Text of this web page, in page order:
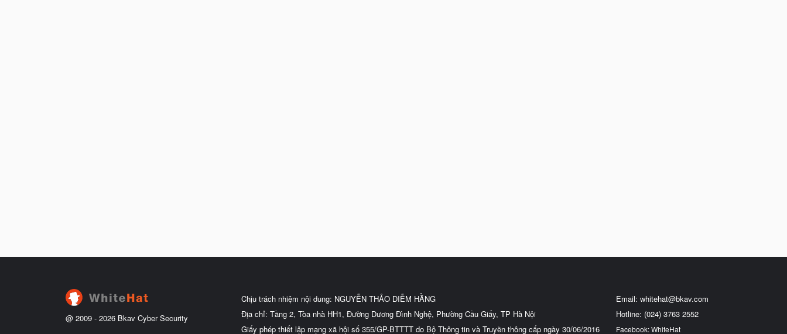
@ 2009 - 2026 Bkav Cyber Security
Chịu trách nhiệm nội dung: NGUYỄN THẢO DIỄM HẰNG
Địa chỉ: Tầng 2, Tòa nhà HH1, Đường Dương Đình Nghệ, Phường Cầu Giấy, TP Hà Nội
Giấy phép thiết lập mạng xã hội số 355/GP-BTTTT do Bộ Thông tin và Truyền thông cấp ngày 30/06/2016
Email: whitehat@bkav.com
Hotline: (024) 3763 2552
Facebook: WhiteHat